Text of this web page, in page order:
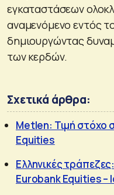
εγκαταστάσεων
αναμενόμενο εντός
δημιουργώντας
των κερδών.
Σχετικά άρθρα:
Metlen: Τιμή στόχο
Equities
Ελληνικές
Eurobank Equities –